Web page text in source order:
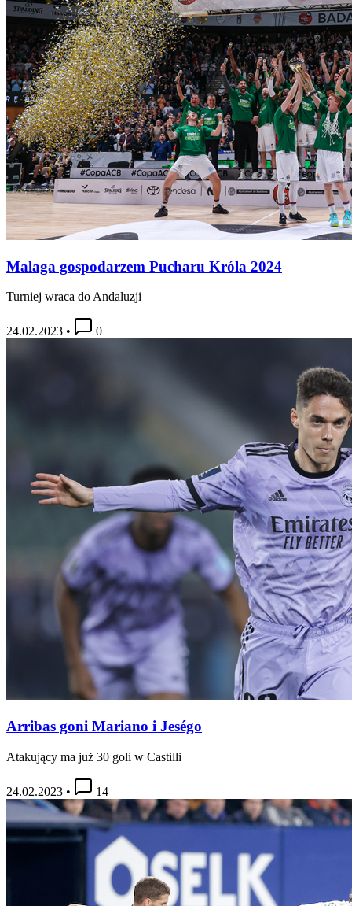
Malaga gospodarzem Pucharu Króla 2024
Turniej wraca do Andaluzji
24.02.2023 • 0
Arribas goni Mariano i Jeségo
Atakujący ma już 30 goli w Castilli
24.02.2023 • 14